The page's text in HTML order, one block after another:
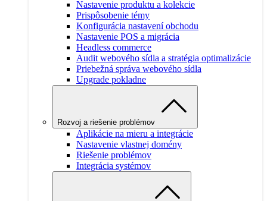
Nastavenie produktu a kolekcie
Prispôsobenie témy
Konfigurácia nastavení obchodu
Nastavenie POS a migrácia
Headless commerce
Audit webového sídla a stratégia optimalizácie
Priebežná správa webového sídla
Upgrade pokladne
Rozvoj a riešenie problémov
Aplikácie na mieru a integrácie
Nastavenie vlastnej domény
Riešenie problémov
Integrácia systémov